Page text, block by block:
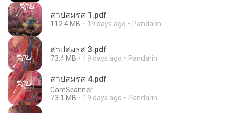
สาปสมรส 1.pdf
112.4 MB 19 days ago Pandarin
สาปสมรส 3.pdf
73.4 MB 19 days ago Pandarin
สาปสมรส 4.pdf
CamScanner
73.1 MB
19 days ago Pandarin